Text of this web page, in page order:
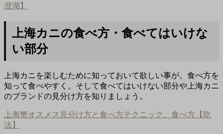
澄湖】
上海カニの食べ方・食べてはいけな
い部分
上海カニを楽しむために知っておいて欲しい事が。食べ方を
知って食べやすく。そして食べてはいけない部分や上海カニ
のブランドの見分け方を知りましょう。
上海蟹オスメス見分け方と食べ方テクニック。食べ方【吃
法】